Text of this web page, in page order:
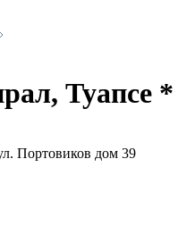
Туапсе *
Портовиков дом 39